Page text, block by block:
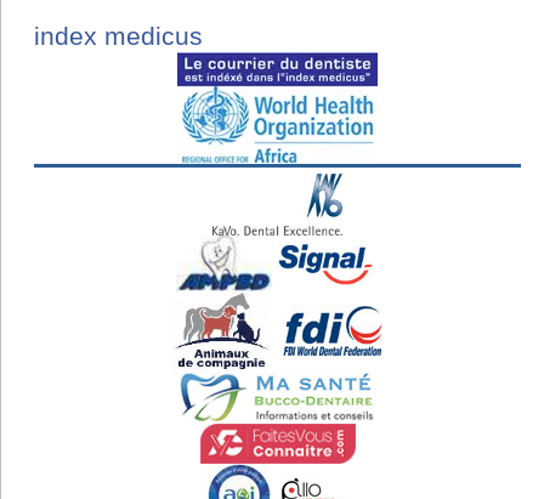
index medicus